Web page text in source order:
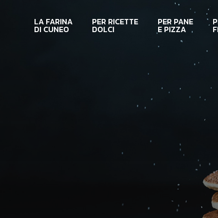
LA FARINA
DI CUNEO
PER RICETTE
DOLCI
PER PANE
E PIZZA